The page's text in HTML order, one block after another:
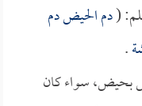
(دم الحيض دم
.
بحيض، سواء كان